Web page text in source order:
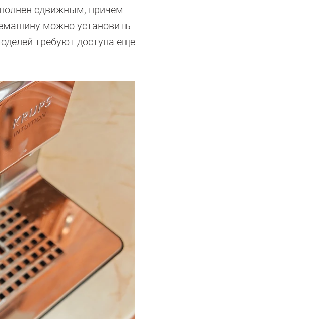
сдвижным, причем
можно установить
требуют доступа еще